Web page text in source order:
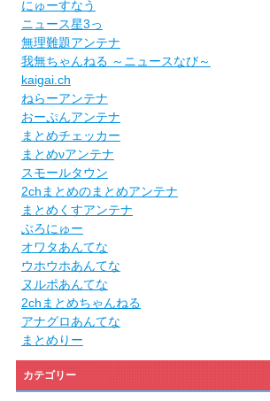
にゅーすなう
ニュース星3っ
無理難題アンテナ
我無ちゃんねる ～ニュースなび～
kaigai.ch
ねらーアンテナ
おーぷんアンテナ
まとめチェッカー
まとめνアンテナ
スモールタウン
2chまとめのまとめアンテナ
まとめくすアンテナ
ぶろにゅー
オワタあんてな
ウホウホあんてな
ヌルポあんてな
2chまとめちゃんねる
アナグロあんてな
まとめりー
カテゴリー